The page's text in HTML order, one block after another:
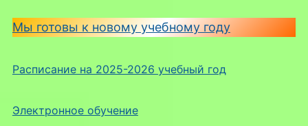
Мы готовы к новому учебному году
Расписание на 2025-2026 учебный год
Электронное обучение